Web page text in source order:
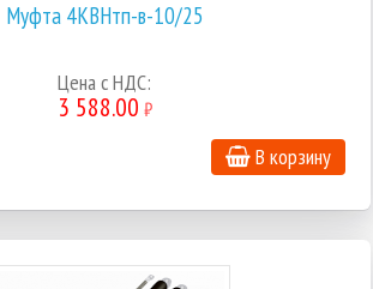
Муфта 4КВНтп-в-10/25
Цена с НДС:
3 588.00 ₽
В корзину